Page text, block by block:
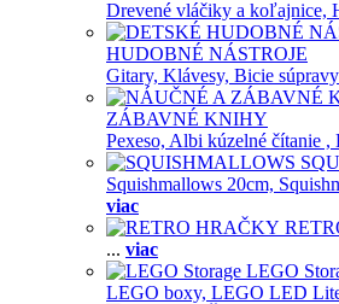
Drevené vláčiky a koľajnice,
HUDOBNÉ NÁSTROJE
Gitary, Klávesy, Bicie
ZÁBAVNÉ KNIHY
Pexeso, Albi kúzelné čítanie ,
Squishmallows 20cm,
viac
... viac
LEGO
LEGO boxy, LEGO LED